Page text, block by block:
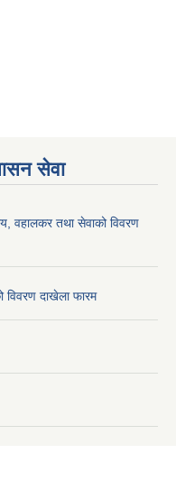
सेवा
वहालकर तथा सेवाको विवरण
दाखेला फारम